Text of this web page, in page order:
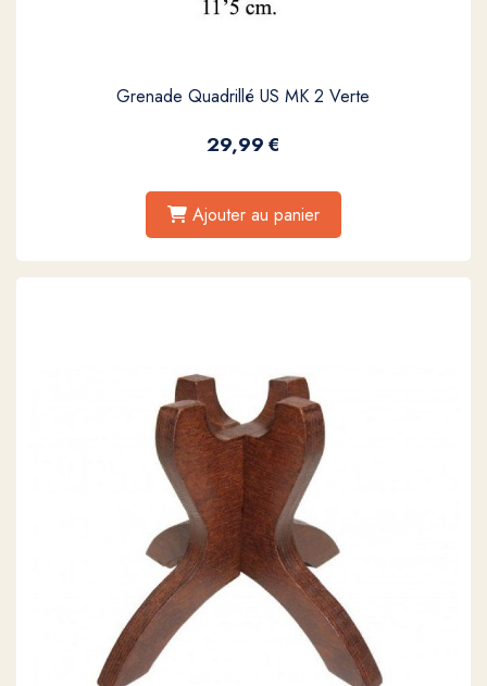
Grenade Quadrillé US MK 2 Verte
29,99€
Ajouter au panier